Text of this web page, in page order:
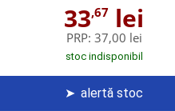
33,67 lei
PRP: 37,00 lei
stoc indisponibil
➤ alertă stoc